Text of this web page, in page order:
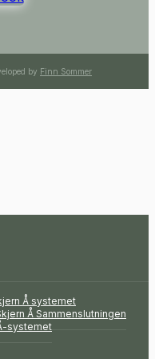
by Finn Sommer
Å systemet
Å Sammenslutningen
systemet